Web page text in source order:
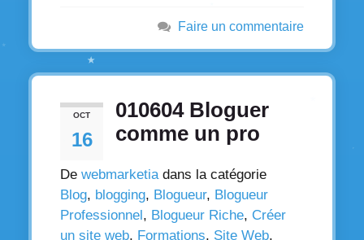
Faire un commentaire
OCT
16
010604 Bloguer
comme un pro
De webmarketiadans la catégorie
Blog, blogging, Blogueur, Blogueur
Professionnel , Blogueur Riche, Créer
un site web, Formations, Site Web,